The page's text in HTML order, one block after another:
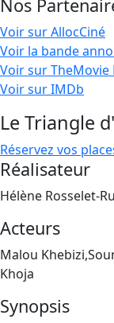
Nos
Voir sur AllocCiné
Voir la bande
Voir sur TheMovie
Voir sur IMDb
Le Triangle
Réservez vos
Réalisateur
Hélène Rosselet-
Acteurs
Malou
Khoja
Synopsis